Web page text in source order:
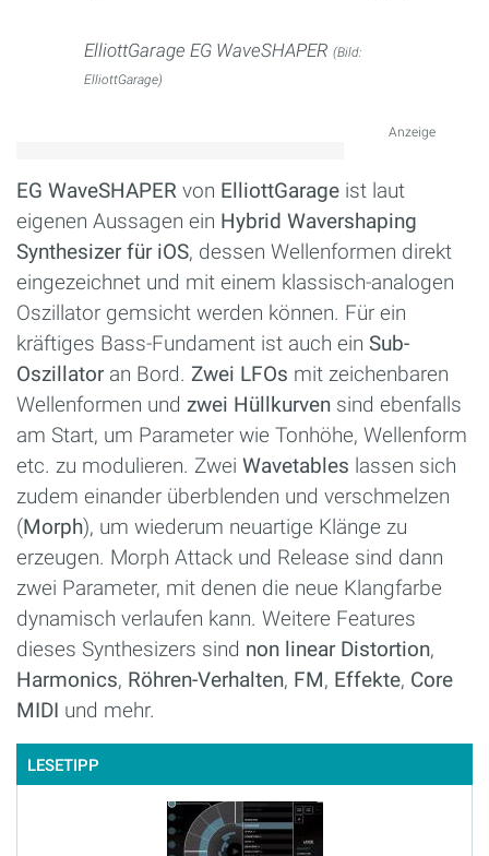
ElliottGarage EG WaveSHAPER (Bild:
ElliottGarage)
Anzeige
EG WaveSHAPER von ElliottGarage ist laut
eigenen Aussagen ein Hybrid Wavershaping
Synthesizer für iOS, dessen Wellenformen direkt
eingezeichnet und mit einem klassisch-analogen
Oszillator gemsicht werden können. Für ein
kräftiges Bass-Fundament ist auch ein Sub-
Oszillatoran Bord. Zwei LFOs mit zeichenbaren
Wellenformen und zwei Hüllkurven sind ebenfalls
am Start, um Parameter wie Tonhöhe, Wellenform
etc. zu modulieren. Zwei Wavetables lassen sich
zudem einander überblenden und verschmelzen
(Morph), um wiederum neuartige Klänge zu
erzeugen. Morph Attack und Release sind dann
zwei Parameter, mit denen die neue Klangfarbe
dynamisch verlaufen kann. Weitere Features
dieses Synthesizers sind non linear Distortion,
Harmonics, Röhren-Verhalten, FM, Effekte, Core
MIDI und mehr.
LESETIPP